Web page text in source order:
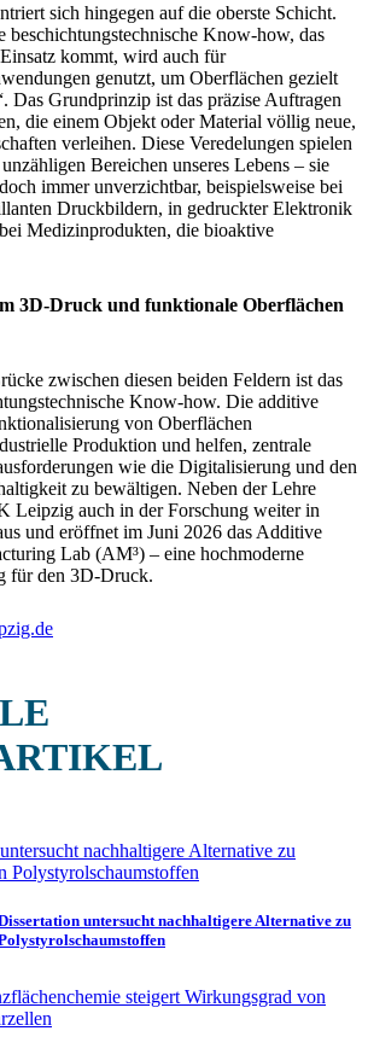
sich hingegen auf die oberste Schicht.
beschichtungstechnische Know-how, das
kommt, wird auch für
genutzt, um Oberflächen gezielt
Das Grundprinzip ist das präzise Auftragen
die einem Objekt oder Material völlig neue,
verleihen. Diese Veredelungen spielen
Bereichen unseres Lebens – sie
immer unverzichtbar, beispielsweise bei
Druckbildern, in gedruckter Elektronik
Medizinprodukten, die bioaktive
3D-Druck und funktionale Oberflächen
zwischen diesen beiden Feldern ist das
Know-how. Die additive
von Oberflächen
Produktion und helfen, zentrale
wie die Digitalisierung und den
zu bewältigen. Neben der Lehre
Leipzig auch in der Forschung weiter in
und eröffnet im Juni 2026 das Additive
Lab (AM³) – eine hochmoderne
für den 3D-Druck.
untersucht nachhaltigere Alternative zu